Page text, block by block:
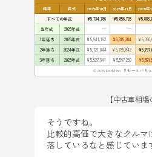
経年
年式 2025年10月 2025年11月 2025年
すべての年式
¥5,734,786 ¥5,856,726
当年式
2026年式 — —
1年落ち
2025年式 ¥5,941,162 ¥6,315,384
2年落ち
2024年式 ¥5,721,044 ¥5,785,842
3年落ち
2023年式 ¥5,527,941 ¥5,567,250
© 2026 IDOM Inc. リセールバリ
【中古車相
そうですね。
比較的高価で大きなクルマ
落しているなと感じていま